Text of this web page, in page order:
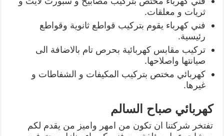
ثريات و معلقات.
فني كهرباء يقوم بتركيب قواطع ثانوية وقواطع
رئيسية.
تركيب مقابس كهربائية بحرص تام بالاضافة الى
صيانتها واصلاحها.
كهربائي مختص بتركيب المكيفات و الشفاطات و
غيرها.
كهربائي صباح السالم
تفتخر شركتنا ان تكون من امهر واميز من يقدم لكم